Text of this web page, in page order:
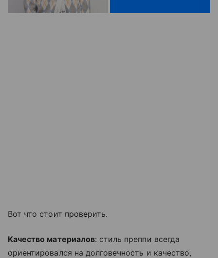
Вот что стоит проверить.
Качество материалов: стиль преппи всегда
ориентировался на долговечность и качество,